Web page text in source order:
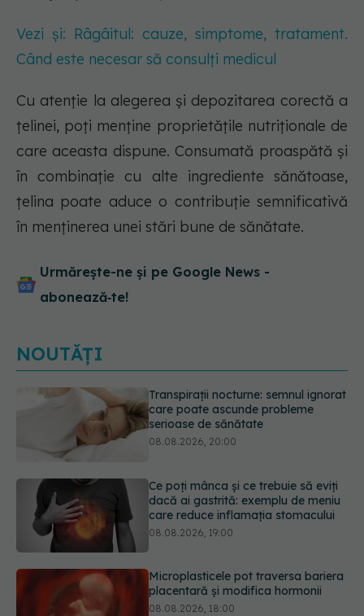
Vezi și: Râgâitul: cauze, simptome, tratament.
Când este necesar să consulți medicul
Cu atenție la alegerea și depozitarea corectă a
țelinei, poți menține proprietățile nutriționale de
care aceasta dispune. Consumată proaspătă și
în combinație cu alte ingrediente sănătoase,
țelina poate aduce o contribuție semnificativă
în menținerea unei stări bune de sănătate.
Urmărește-ne și pe Google News -
abonează‑te!
NOUTĂȚI
Ce poți mânca și ce trebuie să eviți
dacă ai gastrită: exemplu de meniu
care reduce inflamația stomacului
Microplasticele pot traversa bariera
placentară și modifica hormonii
08.08.2026, 18:00
Trucul genial cu ceai negru pentru
păr. Tot mai multe femei îl adoră